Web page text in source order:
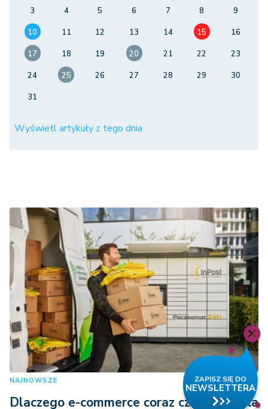
3
4 5 6 7 8
9
10
11 12 13 14 15
16
17
18 19 20 21 22
23
24
25 26 27 28 29
30
31
Wyświetl artykuły z tego dnia
NAJNOWSZE
Dlaczego e-commerce coraz częściej szuka